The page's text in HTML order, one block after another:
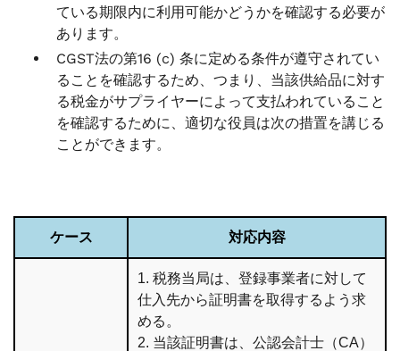
ている期限内に利用可能かどうかを確認する必要が
あります。
CGST法の第16 (c) 条に定める条件が遵守されてい
ることを確認するため、つまり、当該供給品に対す
る税金がサプライヤーによって支払われていること
を確認するために、適切な役員は次の措置を講じる
ことができます。
ケース 対応内容
1. 税務当局は、登録事業者に対して
仕入先から証明書を取得するよう求
める。
2. 当該証明書は、公認会計士（CA）